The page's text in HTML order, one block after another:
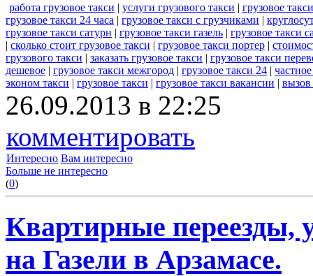
работа грузовое такси | услуги грузового такси | грузовое
грузовое такси 24 часа | грузовое такси с грузчиками |
грузовое такси сатурн | грузовое такси газель | грузовое такси
| сколько стоит грузовое такси | грузовое такси портер |
грузового такси | заказать грузовое такси | грузовое такси
дешевое | грузовое такси межгород | грузовое такси 24 |
эконом такси | грузовое такси | грузовое такси вакансии | вызов
26.09.2013 в 22:25
комментировать
Интересно Вам интересно
Больше не интересно
(0)
Квартирные переезды,
на Газели в Арзамасе.